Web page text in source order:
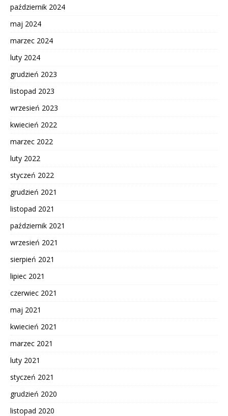
październik 2024
maj 2024
marzec 2024
luty 2024
grudzień 2023
listopad 2023
wrzesień 2023
kwiecień 2022
marzec 2022
luty 2022
styczeń 2022
grudzień 2021
listopad 2021
październik 2021
wrzesień 2021
sierpień 2021
lipiec 2021
czerwiec 2021
maj 2021
kwiecień 2021
marzec 2021
luty 2021
styczeń 2021
grudzień 2020
listopad 2020